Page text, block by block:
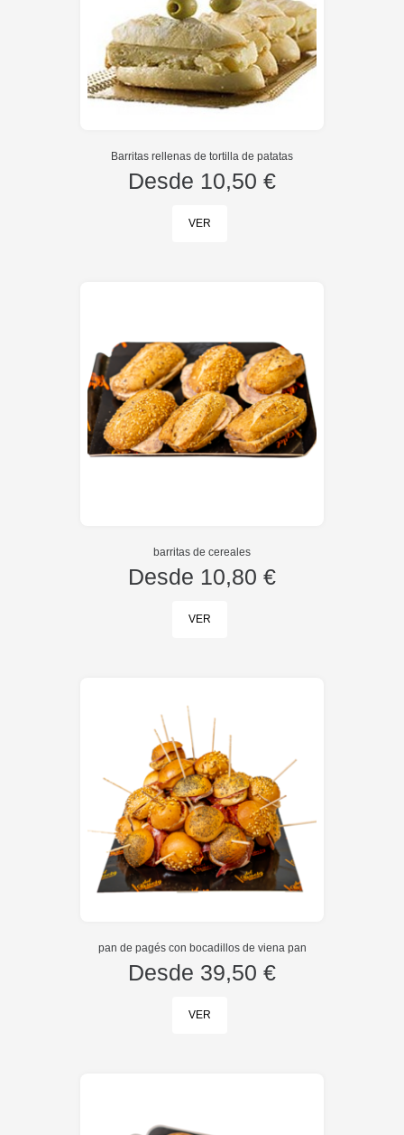
Barritas rellenas de tortilla de patatas
Desde 10,50 €
VER
barritas de cereales
Desde 10,80 €
VER
pan de pagés con bocadillos de viena pan
Desde 39,50 €
VER